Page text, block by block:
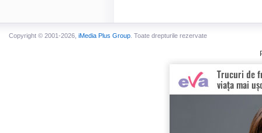
Copyright © 2001-2026, iMedia Plus Group . Toate drepturile rezervate